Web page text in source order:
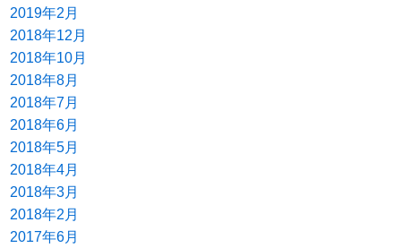
2019年2月
2018年12月
2018年10月
2018年8月
2018年7月
2018年6月
2018年5月
2018年4月
2018年3月
2018年2月
2017年6月